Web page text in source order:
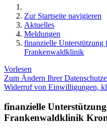
Zur Startseite navigieren
Aktuelles
Meldungen
finanzielle Unterstützung
Frankenwaldklinik
Vorlesen
Zum Ändern Ihrer
Widerruf von Einwilligungen,
finanzielle
Frankenwaldklinik